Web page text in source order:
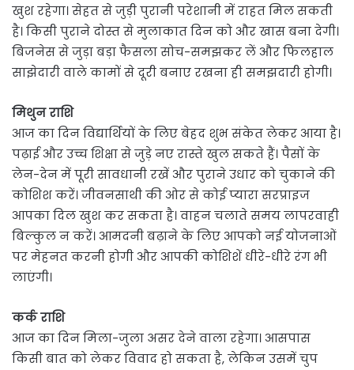
खुश रहेगा। सेहत से जुड़ी पुरानी परेशानी में राहत मिल सकती
है। किसी पुराने दोस्त से मुलाकात दिन को और खास बना देगी।
बिजनेस से जुड़ा बड़ा फैसला सोच-समझकर लें और फिलहाल
साझेदारी वाले कामों से दूरी बनाए रखना ही समझदारी होगी।
मिथुन राशि
आज का दिन विद्यार्थियों के लिए बेहद शुभ संकेत लेकर आया है।
पढ़ाई और उच्च शिक्षा से जुड़े नए रास्ते खुल सकते हैं। पैसों के
लेन-देन में पूरी सावधानी रखें और पुराने उधार को चुकाने की
कोशिश करें। जीवनसाथी की ओर से कोई प्यारा सरप्राइज
आपका दिल खुश कर सकता है। वाहन चलाते समय लापरवाही
बिल्कुल न करें। आमदनी बढ़ाने के लिए आपको नई योजनाओं
पर मेहनत करनी होगी और आपकी कोशिशें धीरे-धीरे रंग भी
लाएंगी।
कर्क राशि
आज का दिन मिला-जुला असर देने वाला रहेगा। आसपास
किसी बात को लेकर विवाद हो सकता है, लेकिन उसमें चुप